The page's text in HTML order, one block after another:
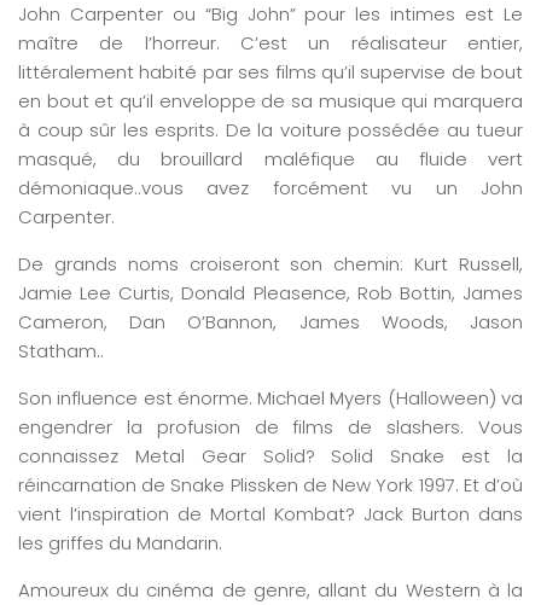
John Carpenter ou “Big John” pour les intimes est Le
maître de l’horreur. C’est un réalisateur entier,
littéralement habité par ses films qu’il supervise de bout
en bout et qu’il enveloppe de sa musique qui marquera
à coup sûr les esprits. De la voiture possédée au tueur
masqué, du brouillard maléfique au fluide vert
démoniaque..vous avez forcément vu un John
Carpenter.
De grands noms croiseront son chemin: Kurt Russell,
Jamie Lee Curtis, Donald Pleasence, Rob Bottin, James
Cameron, Dan O’Bannon, James Woods, Jason
Statham..
Son influence est énorme. Michael Myers (Halloween) va
engendrer la profusion de films de slashers. Vous
connaissez Metal Gear Solid? Solid Snake est la
réincarnation de Snake Plissken de New York 1997. Et d’où
vient l’inspiration de Mortal Kombat? Jack Burton dans
les griffes du Mandarin.
Amoureux du cinéma de genre, allant du Western à la